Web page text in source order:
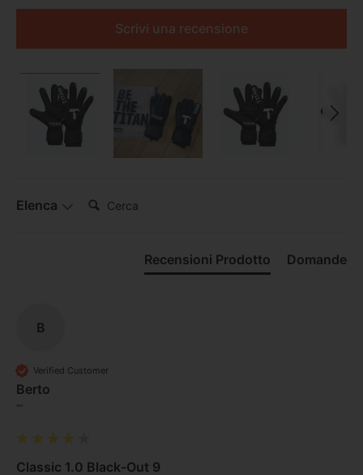
Scrivi una recensione
Elenca Cerca:
Recensioni Prodotto Domande
B
Verified Customer
Berto
""
Classic 1.0 Black-Out 9